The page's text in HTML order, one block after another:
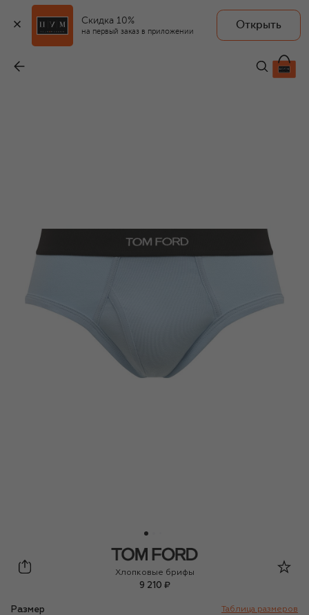
Скидка 10%
на первый заказ в приложении
Открыть
9 210 ₽
Tom Ford
Хлопковые брифы
9 210 ₽
Размер Таблица размеров